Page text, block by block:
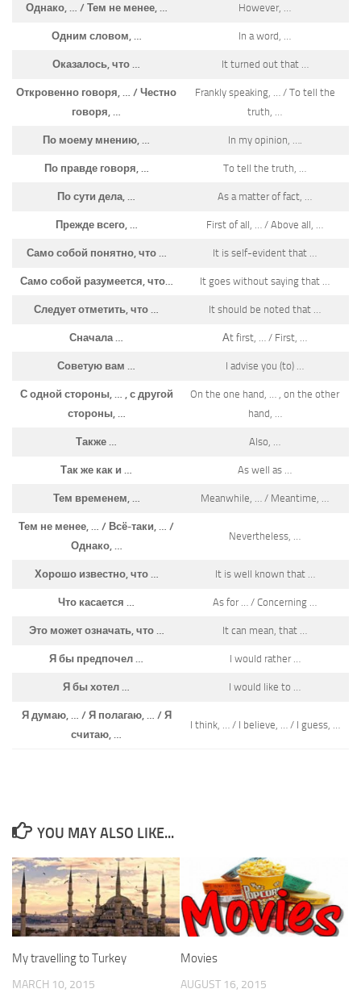
Однако, … / Тем не менее, … However, …
Одним словом, … In a word, …
Оказалось, что … It turned out that …
Откровенно говоря, … / Честно
говоря, …
Frankly speaking, … / To tell the
truth, …
По моему мнению, … In my opinion, ….
По правде говоря, … To tell the truth, …
По сути дела, … As a matter of fact, …
Прежде всего, … First of all, … / Above all, …
Само собой понятно, что … It is self-evident that …
Само собой разумеется, что… It goes without saying that …
Следует отметить, что … It should be noted that …
Сначала … Аt first, … / First, …
Советую вам … I advise you (to) …
С одной стороны, … , с другой
стороны, …
On the one hand, … , on the other
hand, …
Также … Also, …
Так же как и … As well as …
Тем временем, … Meanwhile, … / Meantime, …
Тем не менее, … / Всё-таки, … /
Однако, …
Nevertheless, …
Хорошо известно, что … It is well known that …
Что касается … As for … / Concerning …
Это может означать, что … It can mean, that …
Я бы предпочел … I would rather …
Я бы хотел … I would like to …
Я думаю, … / Я полагаю, … / Я
считаю, …
I think, … / I believe, … / I guess, …
YOU MAY ALSO LIKE...
My travelling to Turkey
MARCH 10, 2015
Movies
AUGUST 16, 2015